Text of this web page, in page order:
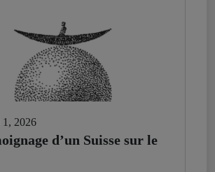
1, 2026
d’un Suisse sur le